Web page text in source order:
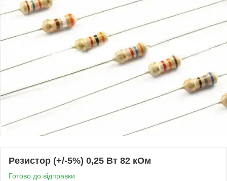
Резистор (+/-5%) 0,25 Вт 82 кОм
Готово до відправки